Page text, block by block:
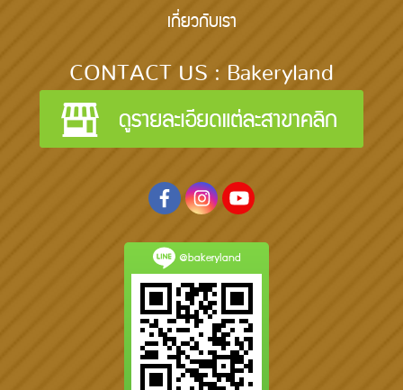
เกี่ยวกับเรา
CONTACT US : Bakeryland
@bakeryland